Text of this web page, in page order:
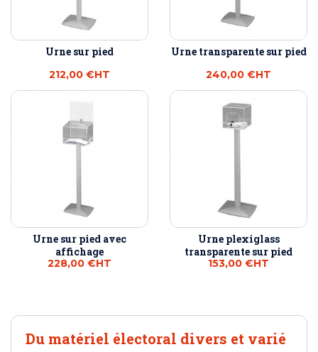
Urne sur pied
212,00 €HT
Urne transparente sur pied
240,00 €HT
Urne sur pied avec
affichage
228,00 €HT
Urne plexiglass
transparente sur pied
153,00 €HT
Du matériel électoral divers et varié